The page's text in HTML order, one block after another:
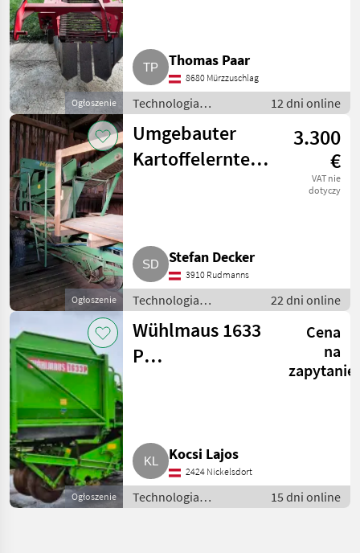
Ogłoszenie
Thomas Paar
8680 Mürzzuschlag
Technologia
ziemniaczana / Inne
rozwiązania
technologiczne dla
ziemniaków
12 dni online
Ogłoszenie
Umgebauter
Kartoffelernter
3.300
€
VAT nie
dotyczy
Stefan Decker
3910 Rudmanns
Technologia
ziemniaczana / Inne
rozwiązania
technologiczne dla
ziemniaków
22 dni online
Ogłoszenie
Wühlmaus 1633
P
Kartoffelvollernter
Cena
na
zapytanie
Kocsi Lajos
2424 Nickelsdort
Technologia
ziemniaczana / Inne
15 dni online